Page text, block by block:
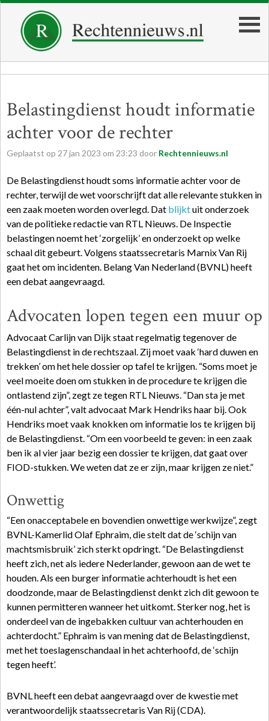
Belastingdienst houdt informatie
achter voor de rechter
Geplaatst op 27jan 2023 om 23:23 door Rechtennieuws.nl
De Belastingdienst houdt soms informatie achter voor de
rechter, terwijl de wet voorschrijft dat alle relevante stukken in
een zaak moeten worden overlegd. Dat blijktuit onderzoek
van de politieke redactie van RTL Nieuws. De Inspectie
belastingen noemt het ‘zorgelijk’ en onderzoekt op welke
schaal dit gebeurt. Volgens staatssecretaris Marnix Van Rij
gaat het om incidenten. Belang Van Nederland (BVNL) heeft
een debat aangevraagd.
Advocaten lopen tegen een muur op
Advocaat Carlijn van Dijk staat regelmatig tegenover de
Belastingdienst in de rechtszaal. Zij moet vaak ‘hard duwen en
trekken’ om het hele dossier op tafel te krijgen. “Soms moet je
veel moeite doen om stukken in de procedure te krijgen die
ontlastend zijn”, zegt ze tegen RTL Nieuws. “Dan sta je met
één-nul achter”, valt advocaat Mark Hendriks haar bij. Ook
Hendriks moet vaak knokken om informatie los te krijgen bij
de Belastingdienst. “Om een voorbeeld te geven: in een zaak
ben ik al vier jaar bezig een dossier te krijgen, dat gaat over
FIOD-stukken. We weten dat ze er zijn, maar krijgen ze niet.”
Onwettig
“Een onacceptabele en bovendien onwettige werkwijze”, zegt
BVNL-Kamerlid Olaf Ephraim, die stelt dat de ‘schijn van
machtsmisbruik’ zich sterkt opdringt. “De Belastingdienst
heeft zich, net als iedere Nederlander, gewoon aan de wet te
houden. Als een burger informatie achterhoudt is het een
doodzonde, maar de Belastingdienst denkt zich dit gewoon te
kunnen permitteren wanneer het uitkomt. Sterker nog, het is
onderdeel van de ingebakken cultuur van achterhouden en
achterdocht.” Ephraim is van mening dat de Belastingdienst,
met het toeslagenschandaal in het achterhoofd, de ‘schijn
tegen heeft’.
BVNL heeft een debat aangevraagd over de kwestie met
verantwoordelijk staatssecretaris Van Rij (CDA).